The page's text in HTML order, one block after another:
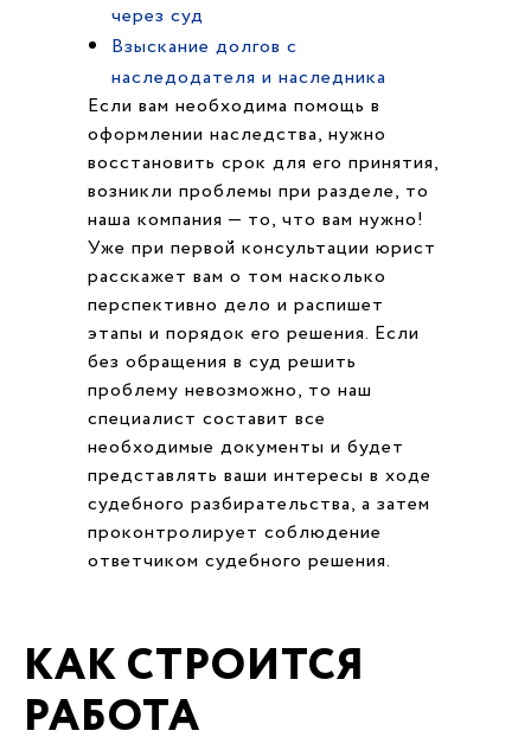
через суд
Взыскание долгов с
наследодателя и наследника
Если вам необходима помощь в
оформлении наследства, нужно
восстановить срок для его принятия,
возникли проблемы при разделе, то
наша компания — то, что вам нужно!
Уже при первой консультации юрист
расскажет вам о том насколько
перспективно дело и распишет
этапы и порядок его решения. Если
без обращения в суд решить
проблему невозможно, то наш
специалист составит все
необходимые документы и будет
представлять ваши интересы в ходе
судебного разбирательства, а затем
проконтролирует соблюдение
ответчиком судебного решения.
КАК СТРОИТСЯ
РАБОТА